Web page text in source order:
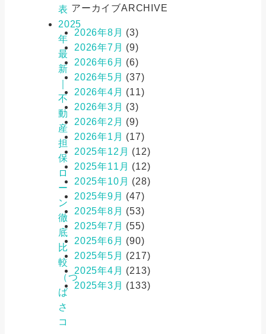
表
2025
年
最
新
不
動
産
担
保
ロ
ー
ン
徹
底
比
較
（つ
ば
さ
コ
アーカイブARCHIVE
2026年8月 (3)
2026年7月 (9)
2026年6月 (6)
2026年5月 (37)
2026年4月 (11)
2026年3月 (3)
2026年2月 (9)
2026年1月 (17)
2025年12月 (12)
2025年11月 (12)
2025年10月 (28)
2025年9月 (47)
2025年8月 (53)
2025年7月 (55)
2025年6月 (90)
2025年5月 (217)
2025年4月 (213)
2025年3月 (133)